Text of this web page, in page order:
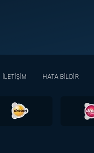
İLETİŞİM HATA BİLDİR